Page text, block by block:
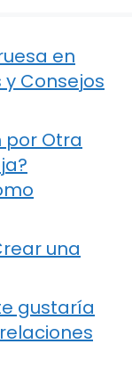
en
y Consejos
por Otra
una
gustaría